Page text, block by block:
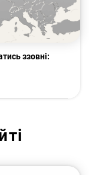
ззовні: